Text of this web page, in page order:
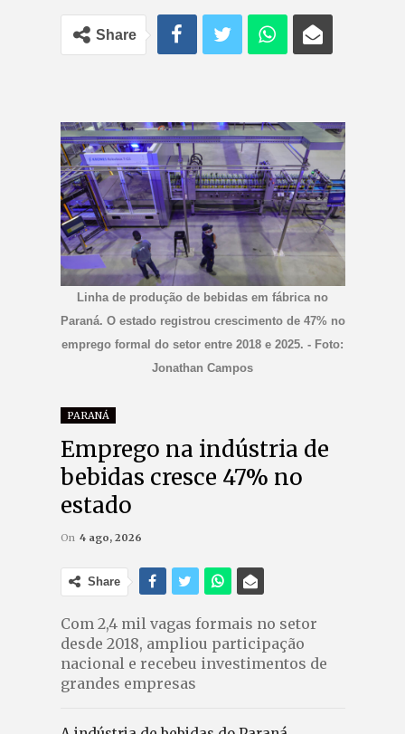
Share
Linha de produção de bebidas em fábrica no
Paraná. O estado registrou crescimento de 47% no
emprego formal do setor entre 2018 e 2025. - Foto:
Jonathan Campos
PARANÁ
Emprego na indústria de
bebidas cresce 47% no
estado
On 4 ago, 2026
Share
Com 2,4 mil vagas formais no setor
desde 2018, ampliou participação
nacional e recebeu investimentos de
grandes empresas